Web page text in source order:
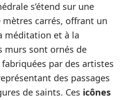
s’étend sur une
mètres carrés, offrant un
méditation et à la
murs sont ornés de
fabriquées par des artistes
des passages
de saints. Ces icônes